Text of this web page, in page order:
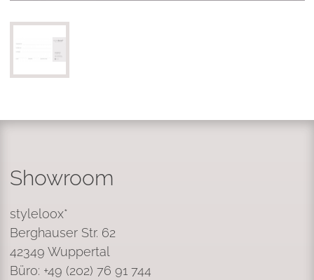
Showroom
styleloox*
Berghauser Str. 62
42349 Wuppertal
Büro: +49 (202) 76 91 744